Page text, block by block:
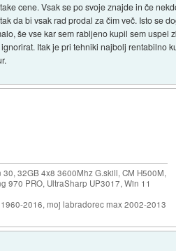
cene. Vsak se po svoje znajde in če
da bi vsak rad prodal za čim več. Isto se
še vse kar sem rabljeno kupil sem uspel
Itak je pri tehniki najbolj rentabilno
32GB 4x8 3600Mhz G.skill, CM H500M,
970 PRO, UltraSharp UP3017, Win 11
2016, moj labradorec max 2002-2013